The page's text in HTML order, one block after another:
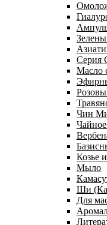
Серия
Масло
Чин
Козье
Мыло
Ши
Для